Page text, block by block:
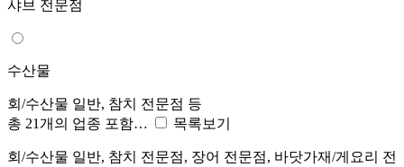
샤브 전문점
수산물
회/수산물 일반, 참치 전문점 등
총 21개의 업종 포함…
목록보기
회/수산물 일반, 참치 전문점, 장어 전문점, 바닷가재/게요리 전